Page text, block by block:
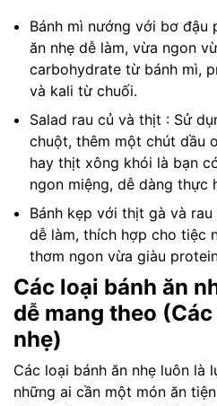
Bánh mì nướng với bơ đậu
ăn nhẹ dễ làm, vừa ngon
carbohydrate từ bánh mì,
và kali từ chuối.
Salad rau củ và thịt : Sử
chuột, thêm một chút dầu
hay thịt xông khói là bạn
ngon miệng, dễ dàng thực
Bánh kẹp với thịt gà và
dễ làm, thích hợp cho tiệc
thơm ngon vừa giàu
Các loại bánh ăn
dễ mang theo
nhẹ)
Các loại bánh ăn nhẹ luôn là
những ai cần một món ăn